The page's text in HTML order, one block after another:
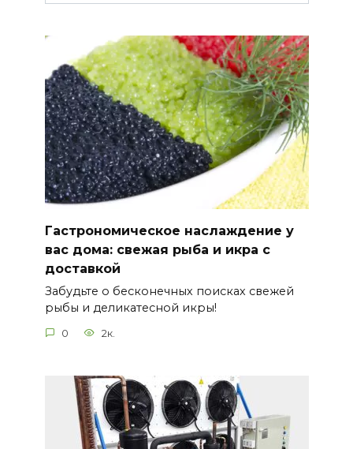
Гастрономическое наслаждение у
вас дома: свежая рыба и икра с
доставкой
Забудьте о бесконечных поисках свежей
рыбы и деликатесной икры!
0 2к.